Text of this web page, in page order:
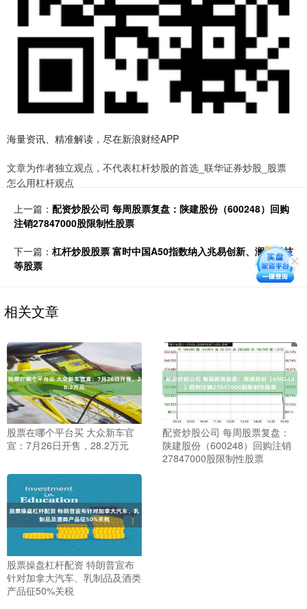
海量资讯、精准解读，尽在新浪财经APP
文章为作者独立观点，不代表杠杆炒股的首选_联华证券炒股_股票
怎么用杠杆观点
上一篇： 配资炒股公司 每周股票复盘：陕建股份（600248）回购
注销27847000股限制性股票
下一篇： 杠杆炒股股票 富时中国A50指数纳入兆易创新、澜起科技
等股票
相关文章
股票在哪个平台买 大众新车官
宣：7月26日开售，28.2万元
配资炒股公司 每周股票复盘：
陕建股份（600248）回购注销
27847000股限制性股票
股票操盘杠杆配资 特朗普宣布
针对加拿大汽车、乳制品及酒类
产品征50%关税